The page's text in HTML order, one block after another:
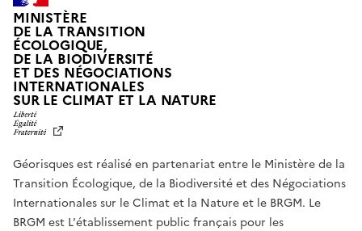
MINISTÈRE
DE LA TRANSITION
ÉCOLOGIQUE,
DE LA BIODIVERSITÉ
ET DES NÉGOCIATIONS
INTERNATIONALES
SUR LE CLIMAT ET LA NATUREL
T
É
,
É
G
Géorisques est réalisé en partenariat entre le Ministère de la
Transition Écologique, de la Biodiversité et des Négociations
Internationales sur le Climat et la Nature et le BRGM. Le
BRGM est L'établissement public français pour les